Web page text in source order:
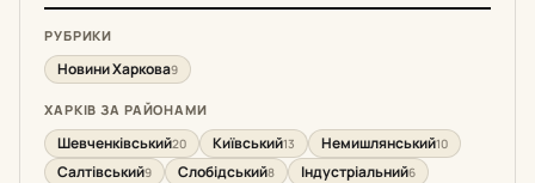
РУБРИКИ
Новини Харкова9
ХАРКІВ ЗА РАЙОНАМИ
Шевченківський20 Київський13 Немишлянський10
Салтівський9 Слобідський8 Індустріальний6